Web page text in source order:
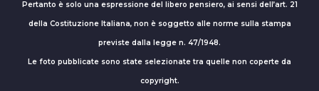
Pertanto è solo una espressione del libero pensiero, ai sensi dell’art. 21
della Costituzione Italiana, non è soggetto alle norme sulla stampa
previste dalla legge n. 47/1948.
Le foto pubblicate sono state selezionate tra quelle non coperte da
copyright.